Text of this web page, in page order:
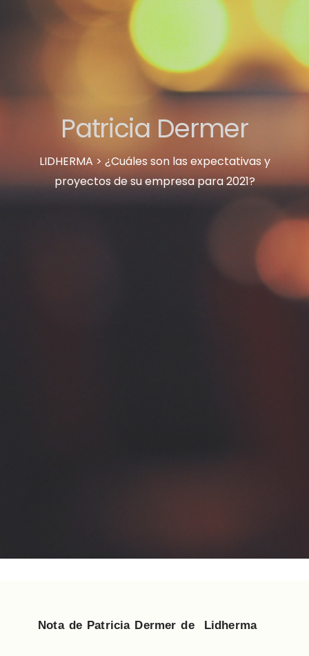
Patricia Dermer
LIDHERMA > ¿Cuáles son las expectativas y
proyectos de su empresa para 2021?
Nota de Patricia Dermer de Lidherma